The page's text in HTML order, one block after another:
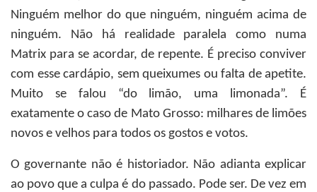
Ninguém melhor do que ninguém, ninguém acima de
ninguém. Não há realidade paralela como numa
Matrix para se acordar, de repente. É preciso conviver
com esse cardápio, sem queixumes ou falta de apetite.
Muito se falou “do limão, uma limonada”. É
exatamente o caso de Mato Grosso: milhares de limões
novos e velhos para todos os gostos e votos.
O governante não é historiador. Não adianta explicar
ao povo que a culpa é do passado. Pode ser. De vez em